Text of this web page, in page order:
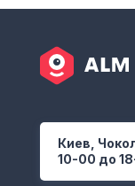
Киев,
10-00 до